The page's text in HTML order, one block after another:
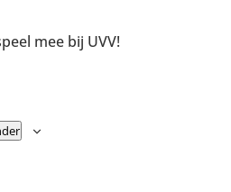
mee bij UVV!